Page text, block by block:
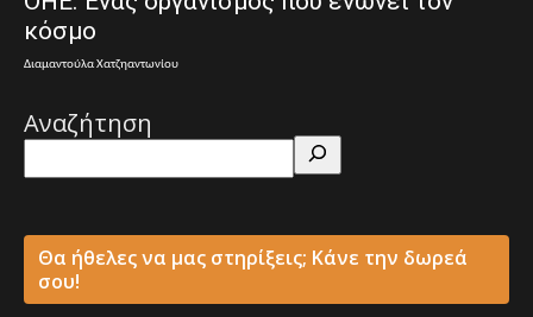
κόσμο
Διαμαντούλα Χατζηαντωνίου
Αναζήτηση
Θα ήθελες να μας στηρίξεις; Κάνε την δωρεά
σου!